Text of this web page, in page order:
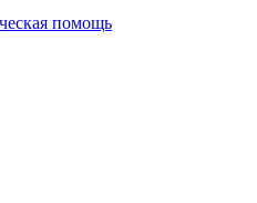
помощь